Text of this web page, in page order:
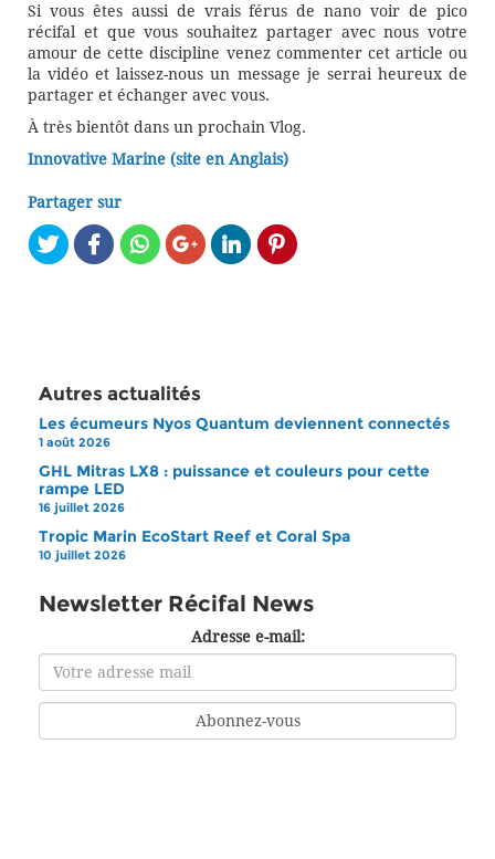
Si vous êtes aussi de vrais férus de nano voir de pico
récifal et que vous souhaitez partager avec nous votre
amour de cette discipline venez commenter cet article ou
la vidéo et laissez-nous un message je serrai heureux de
partager et échanger avec vous.
À très bientôt dans un prochain Vlog.
Innovative Marine (site en Anglais)
Partager sur
Autres actualités
Les écumeurs Nyos Quantum deviennent connectés
1 août 2026
GHL Mitras LX8 : puissance et couleurs pour cette
rampe LED
16 juillet 2026
Tropic Marin EcoStart Reef et Coral Spa
10 juillet 2026
Newsletter Récifal News
Adresse e-mail: